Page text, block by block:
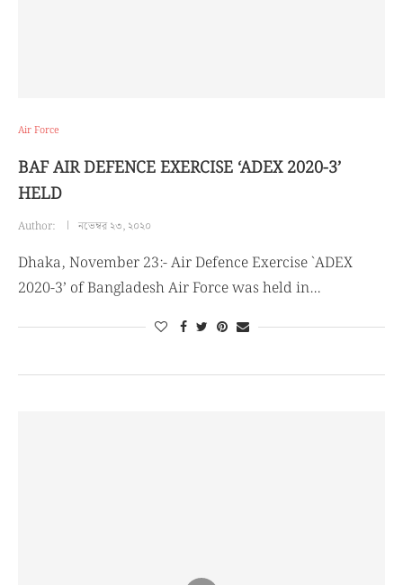
Air Force
BAF AIR DEFENCE EXERCISE ‘ADEX 2020-3’
HELD
Author: নভেম্বর ২৩, ২০২০
Dhaka, November 23:- Air Defence Exercise `ADEX
2020-3’ of Bangladesh Air Force was held in…